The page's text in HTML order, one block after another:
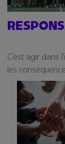
C’est agir dans
les